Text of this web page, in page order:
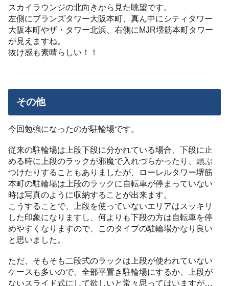
スカイラウンジの北向きから見た眺望です。
左側にブランズタワー大阪本町、真ん中にシティタワー
大阪本町やザ・タワー北浜、右側にMJR堺筋本町タワー
が見えますね。
抜け感も素晴らしい！！
その他
今回勉強になったのが駐輪場です。
従来の駐輪場は上段下段に分かれている場合、下段に止
める時に上段のラックが邪魔で入れづらかったり、頭ぶ
つけたりすることもありましたが、ローレルタワー堺筋
本町の駐輪場は上段のラックに自転車が停まっていない
時は写真のように収納することが出来ます。
こうすることで、上段を使っていないエリアはスッキリ
した印象になりますし、何よりも下段の方は自転車を停
めやすくなりますので、このタイプの駐輪場かなり良い
と思いました。
ただ、そもそも二段式のラックは上段が使われていない
ケースも多いので、全部平置き駐輪場にするか、上段が
ないスライド式にして欲しいと常々思ってはいますが…